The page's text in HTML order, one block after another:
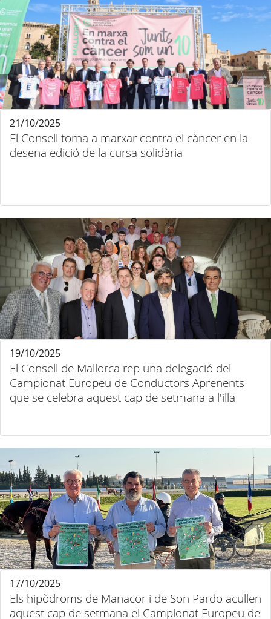
El Consell torna a marxar contra el càncer en la
desena edició de la cursa solidària
21/10/2025
El Consell de Mallorca rep una delegació del
Campionat Europeu de Conductors Aprenents
que se celebra aquest cap de setmana a l'illa
19/10/2025
Els hipòdroms de Manacor i de Son Pardo acullen
aquest cap de setmana el Campionat Europeu de
17/10/2025